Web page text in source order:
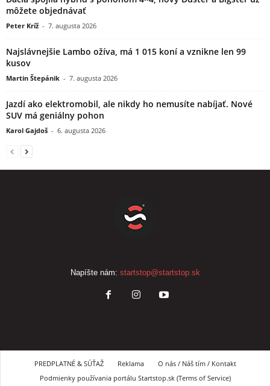
môžete objednávať
Peter Kríž - 7. augusta 2026
Najslávnejšie Lambo ožíva, má 1 015 koní a vznikne len 99
kusov
Martin Štepánik - 7. augusta 2026
Jazdí ako elektromobil, ale nikdy ho nemusíte nabíjať. Nové
SUV má geniálny pohon
Karol Gajdoš - 6. augusta 2026
Napíšte nám: startstop@startstop.sk
PREDPLATNÉ & SÚŤAŽ Reklama
O nás / Náš tím / Kontakt
Podmienky používania portálu Startstop.sk (Terms of Service)